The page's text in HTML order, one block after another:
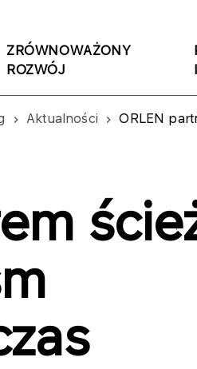
ZRÓWNOWAŻONY
ROZWÓJ
Aktualności ORLEN